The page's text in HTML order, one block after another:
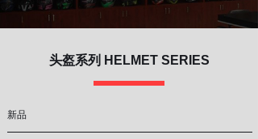
头盔系列 HELMET SERIES
新品